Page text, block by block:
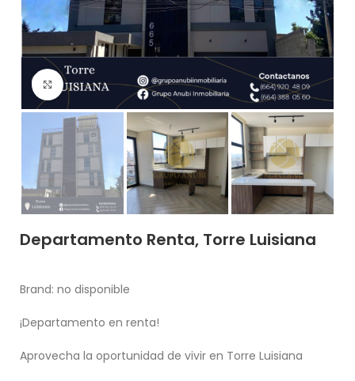
Haga Click para agrandar
Departamento Renta, Torre Luisiana
Brand: no disponible
¡Departamento en renta!
Aprovecha la oportunidad de vivir en Torre Luisiana